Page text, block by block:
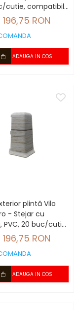
cutie, compatibil
mmRON
ADAUGA IN COS
plintă Vilo
- Stejar cu
PVC, 20 buc/cutie,
plintă 66.6
RON
ADAUGA IN COS